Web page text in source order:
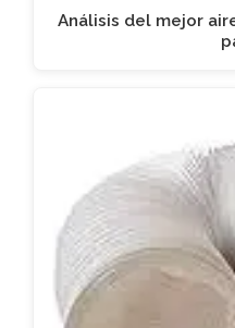
Análisis del mejor